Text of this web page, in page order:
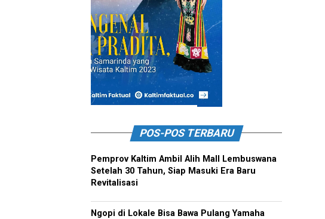
POS-POS TERBARU
Pemprov Kaltim Ambil Alih Mall Lembuswana
Setelah 30 Tahun, Siap Masuki Era Baru
Revitalisasi
Ngopi di Lokale Bisa Bawa Pulang Yamaha